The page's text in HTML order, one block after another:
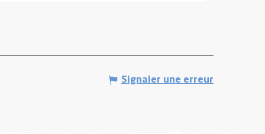
Signaler une erreur